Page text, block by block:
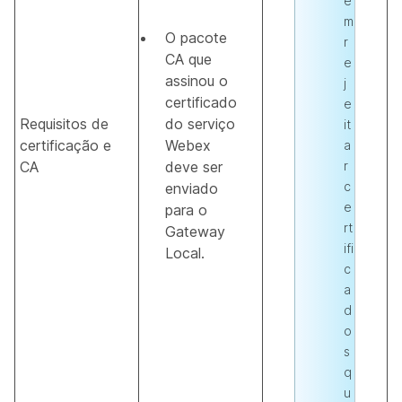
Requisitos de
certificação e
CA
O pacote
CA que
assinou o
certificado
do serviço
Webex
deve ser
enviado
para o
Gateway
Local.
m
r
e
j
e
it
a
r
c
e
rt
ifi
c
a
d
o
s
q
u